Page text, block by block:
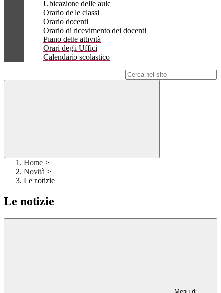
Ubicazione delle aule
Orario delle classi
Orario docenti
Orario di ricevimento dei docenti
Piano delle attività
Orari degli Uffici
Calendario scolastico
Home >
Novità >
Le notizie
Le notizie
Menu di